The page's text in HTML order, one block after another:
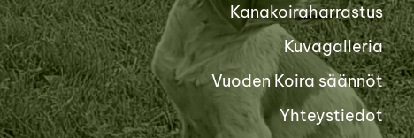
Kanakoiraharrastus
Kuvagalleria
Vuoden Koira säännöt
Yhteystiedot